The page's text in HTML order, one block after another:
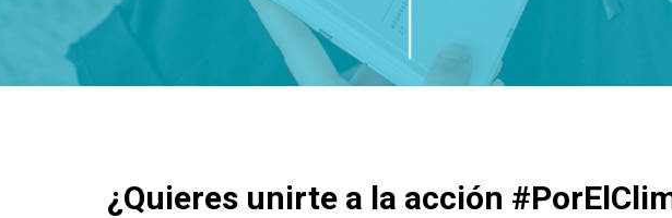
¿Quieres unirte a la acción